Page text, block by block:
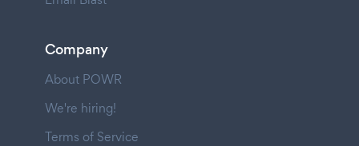
Company
About POWR
We're hiring!
Terms of Service